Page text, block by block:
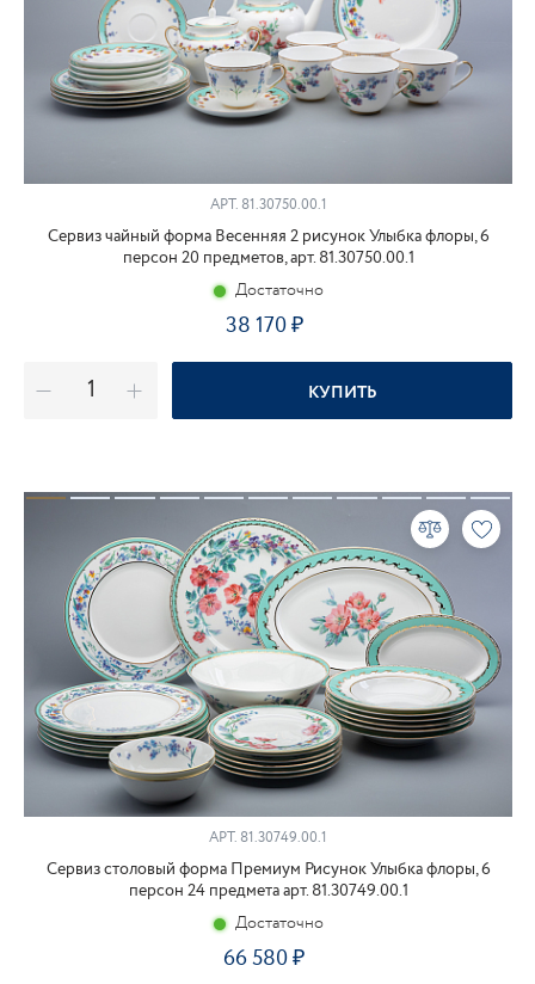
АРТ.81.30750.00.1
Сервиз чайный форма Весенняя 2 рисунок Улыбка флоры, 6
персон 20 предметов, арт. 81.30750.00.1
Достаточно
38 170
КУПИТЬ
АРТ. 81.30749.00.1
Сервиз столовый форма Премиум Рисунок Улыбка флоры, 6
персон 24 предмета арт. 81.30749.00.1
Достаточно
66 580